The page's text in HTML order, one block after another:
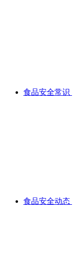
食品安全常识
食品安全动态